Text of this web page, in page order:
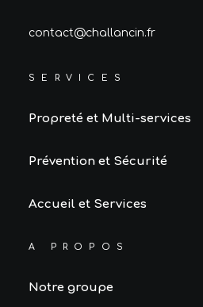
contact@challancin.fr
SERVICES
Propreté et Multi-services
Prévention et Sécurité
Accueil et Services
A PROPOS
Notre groupe